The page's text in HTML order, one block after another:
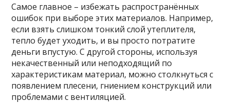
Самое главное – избежать распространённых
ошибок при выборе этих материалов. Например,
если взять слишком тонкий слой утеплителя,
тепло будет уходить, и вы просто потратите
деньги впустую. С другой стороны, используя
некачественный или неподходящий по
характеристикам материал, можно столкнуться с
появлением плесени, гниением конструкций или
проблемами с вентиляцией.